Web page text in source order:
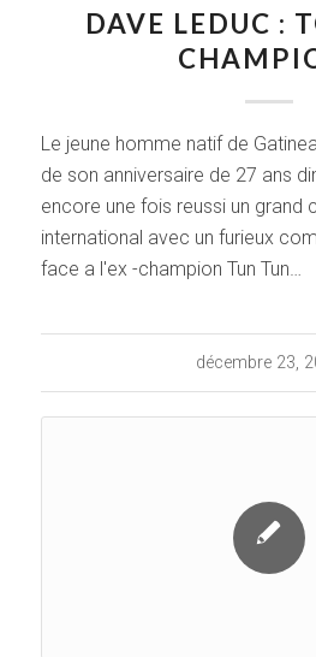
DAVE LEDUC :
Le jeune homme natif de
de son anniversaire de 27 ans
encore une fois reussi un grand
international avec un furieux
face a l'ex -champion Tun Tun…
décembre 23,